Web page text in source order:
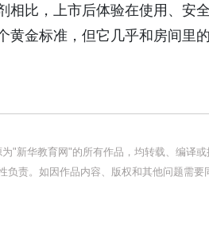
相比，上市后体验在使用、安
黄金标准，但它几乎和房间里
为"新华教育网"的所有作品，均转载、编译
负责。如因作品内容、版权和其他问题需